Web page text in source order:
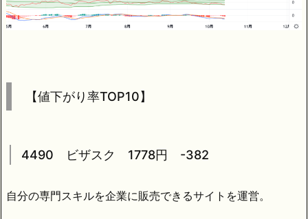
【値下がり率TOP10】
4490 ビザスク 1778円 -382
自分の専門スキルを企業に販売できるサイトを運営。